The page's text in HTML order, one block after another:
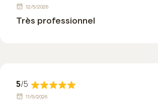
12/5/2026
Très professionnel
5/5
11/5/2026